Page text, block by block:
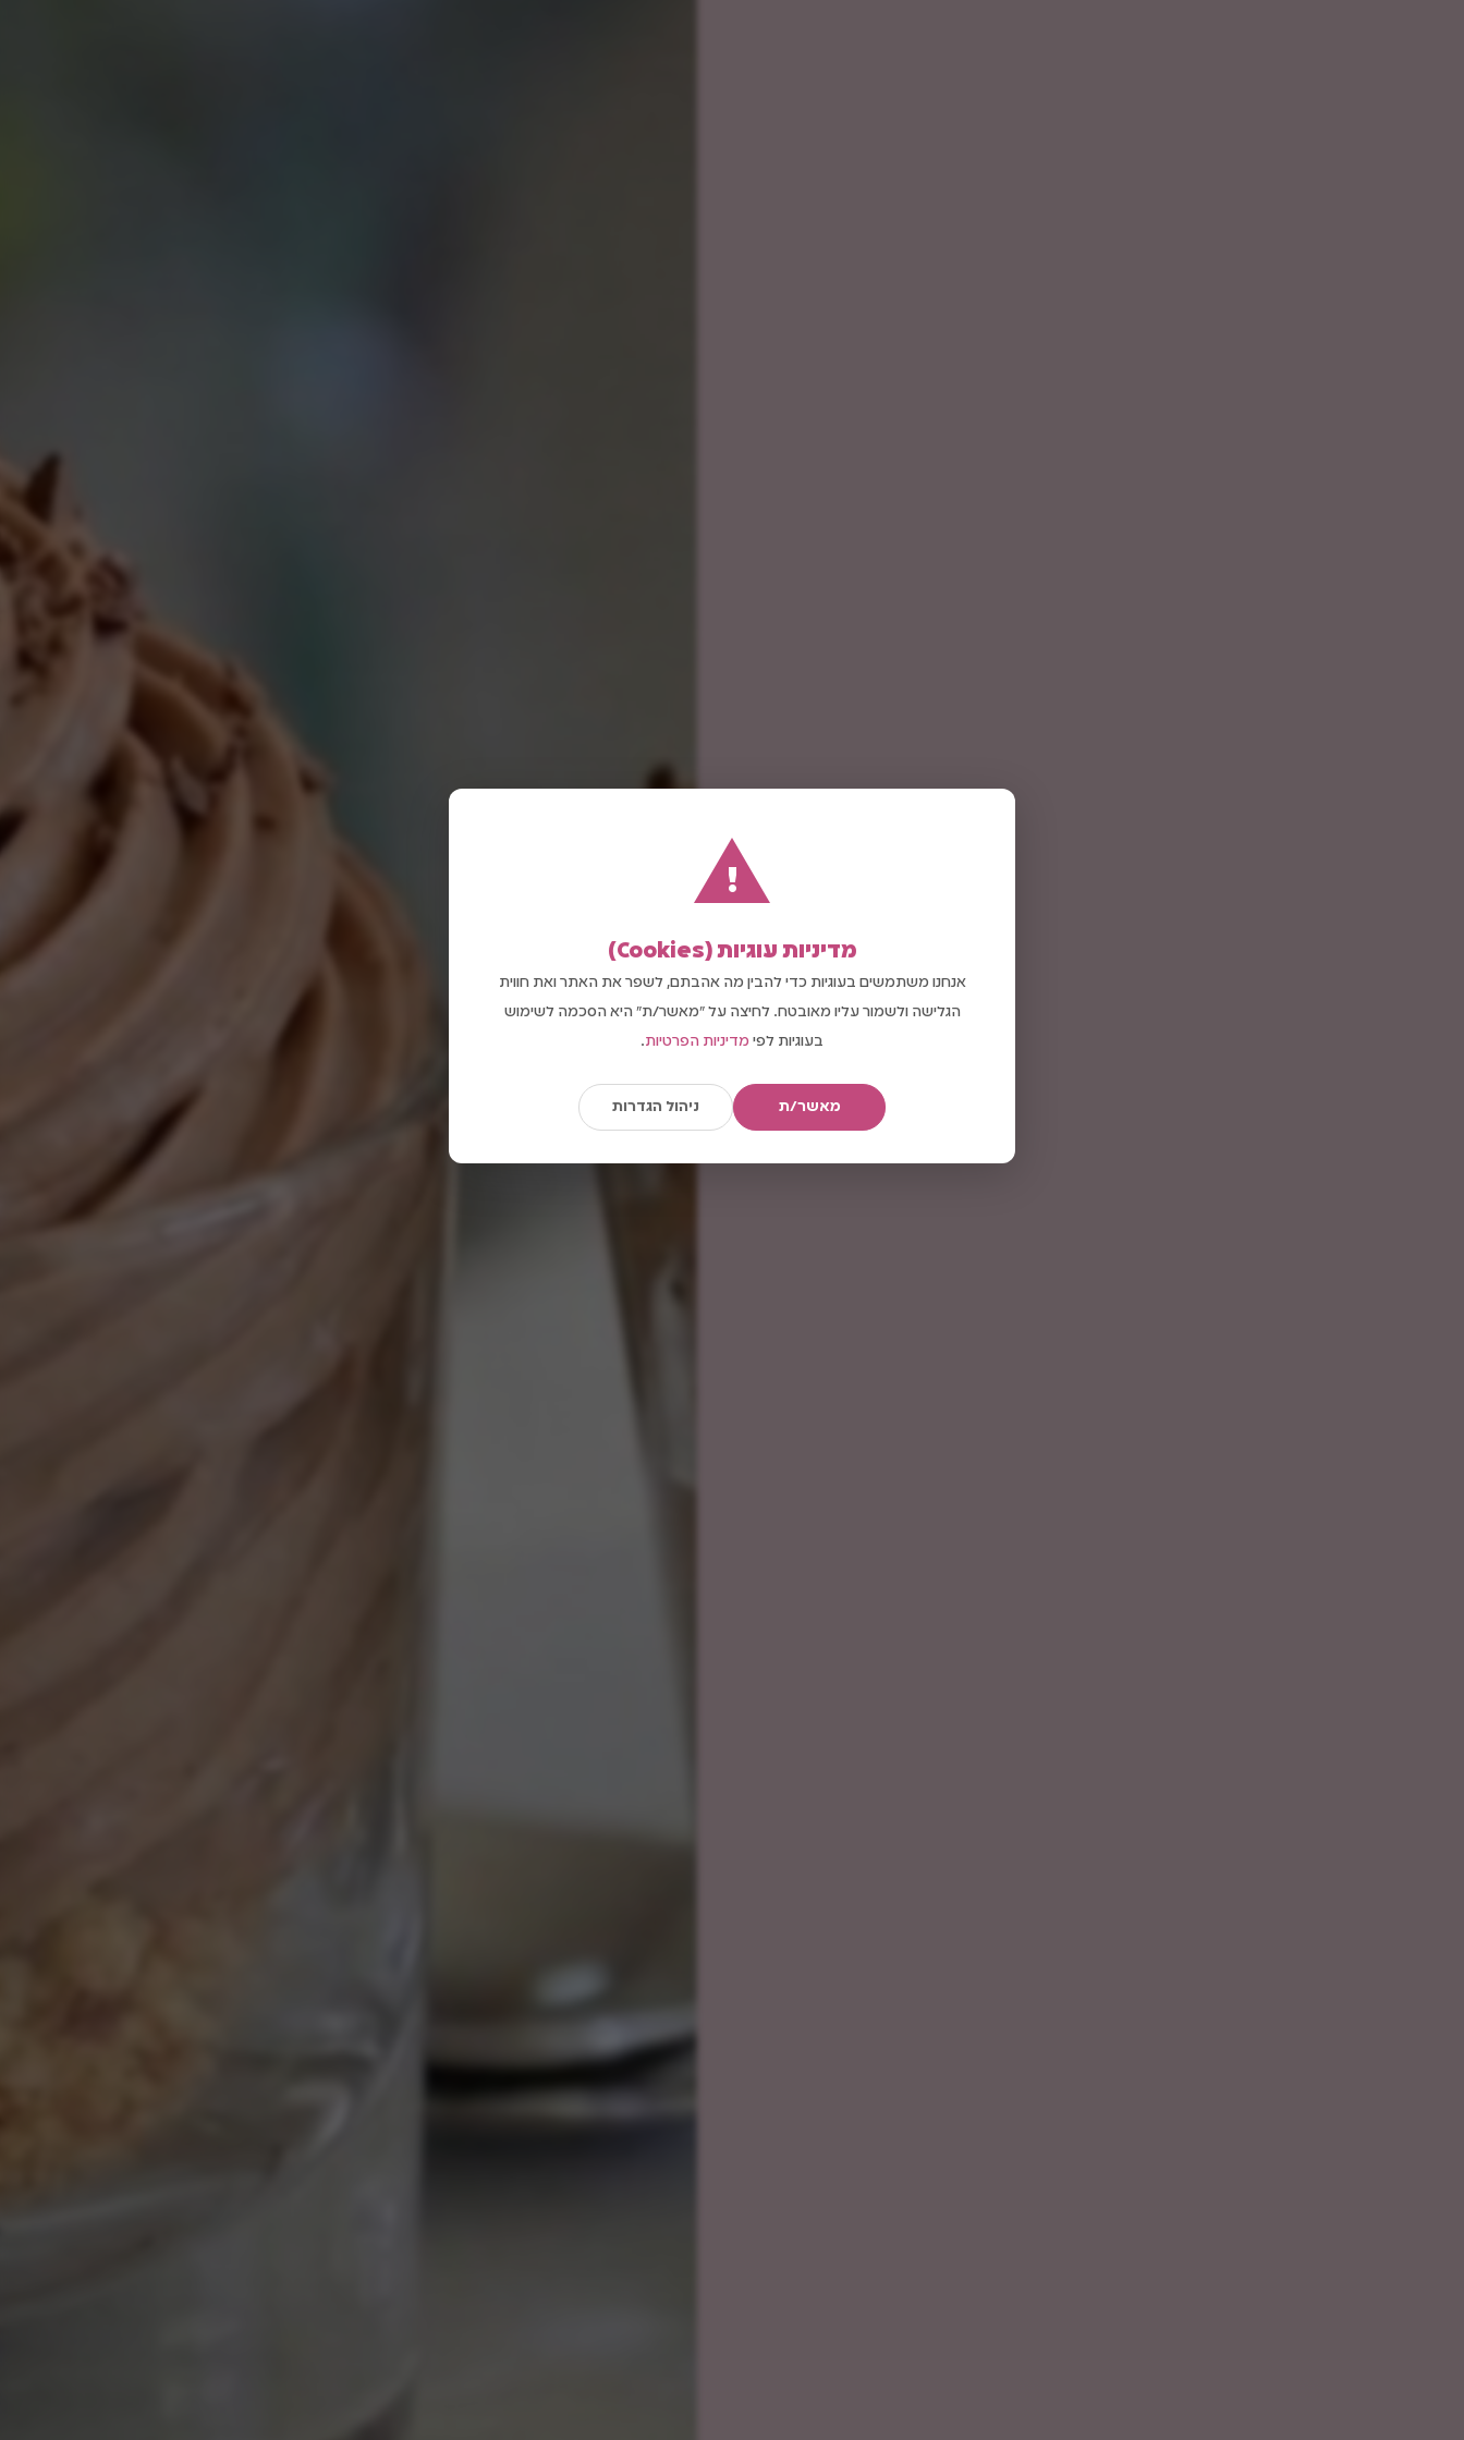
!
מדיניות עוגיות (Cookies)
אנחנו משתמשים בעוגיות כדי להבין מה אהבתם, לשפר את האתר ואת חווית
הגלישה ולשמור עליו מאובטח. לחיצה על "מאשר/ת" היא הסכמה לשימוש
בעוגיות לפי מדיניות הפרטיות.
מאשר/ת ניהול הגדרות